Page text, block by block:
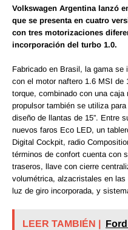
Volkswagen Argentina lanzó
que se presenta en cuatro
con tres motorizaciones
incorporación del turbo 1.0.
Fabricado en Brasil, la gama
con el motor naftero 1.6 MSI de
torque, combinado con una
propulsor también se utiliza
diseño de llantas de 15”. Entre
nuevos faros Eco LED, un
Digital Cockpit, radio
términos de confort cuenta con
traseros, llave con cierre
volumétrica, alzacristales en
luz de giro incorporada, y
LEER TAMBIÉN |